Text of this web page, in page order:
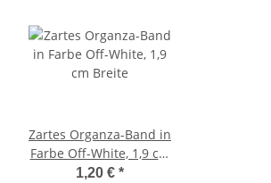
Zartes Organza-Band in
Farbe Off-White, 1,9 cm
Breite
1,20 € *